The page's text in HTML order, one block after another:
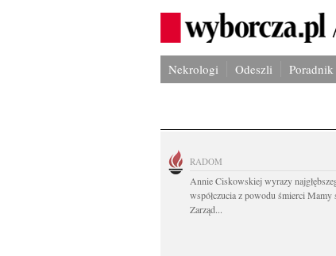
Nekrologi Odeszli
RADOM
Annie Ciskowskiej wyrazy
współczucia z powodu śmierci Mamy
Zarząd...